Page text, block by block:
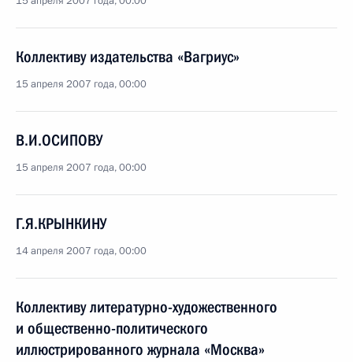
Коллективу издательства «Вагриус»
15 апреля 2007 года, 00:00
В.И.ОСИПОВУ
15 апреля 2007 года, 00:00
Г.Я.КРЫНКИНУ
14 апреля 2007 года, 00:00
Коллективу литературно-художественного
и общественно-политического
иллюстрированного журнала «Москва»